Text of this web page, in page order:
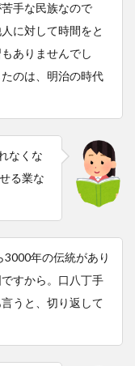
手な民族なので
に対して時間をと
ありませんでし
のは、明治の時代
なくな
る業な
3000年の伝統があり
すから。口八丁手
うと、切り返して